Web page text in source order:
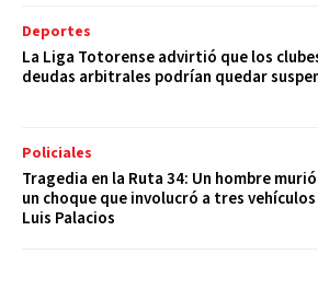
Deportes
La Liga Totorense advirtió que los
deudas arbitrales podrían quedar
Policiales
Tragedia en la Ruta 34: Un hombre
un choque que involucró a tres vehículos
Luis Palacios